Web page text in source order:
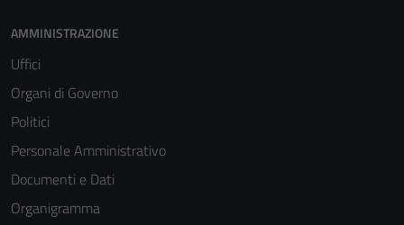
AMMINISTRAZIONE
Uffici
Organi di Governo
Politici
Personale Amministrativo
Documenti e Dati
Organigramma